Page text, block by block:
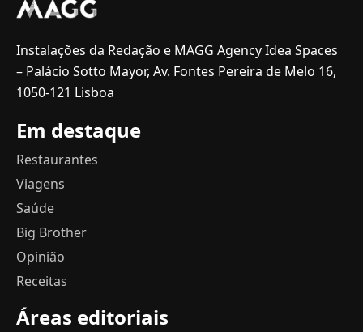
Instalações da Redação e MAGG Agency Idea Spaces
– Palácio Sotto Mayor, Av. Fontes Pereira de Melo 16,
1050-121 Lisboa
Em destaque
Restaurantes
Viagens
Saúde
Big Brother
Opinião
Receitas
Áreas editoriais